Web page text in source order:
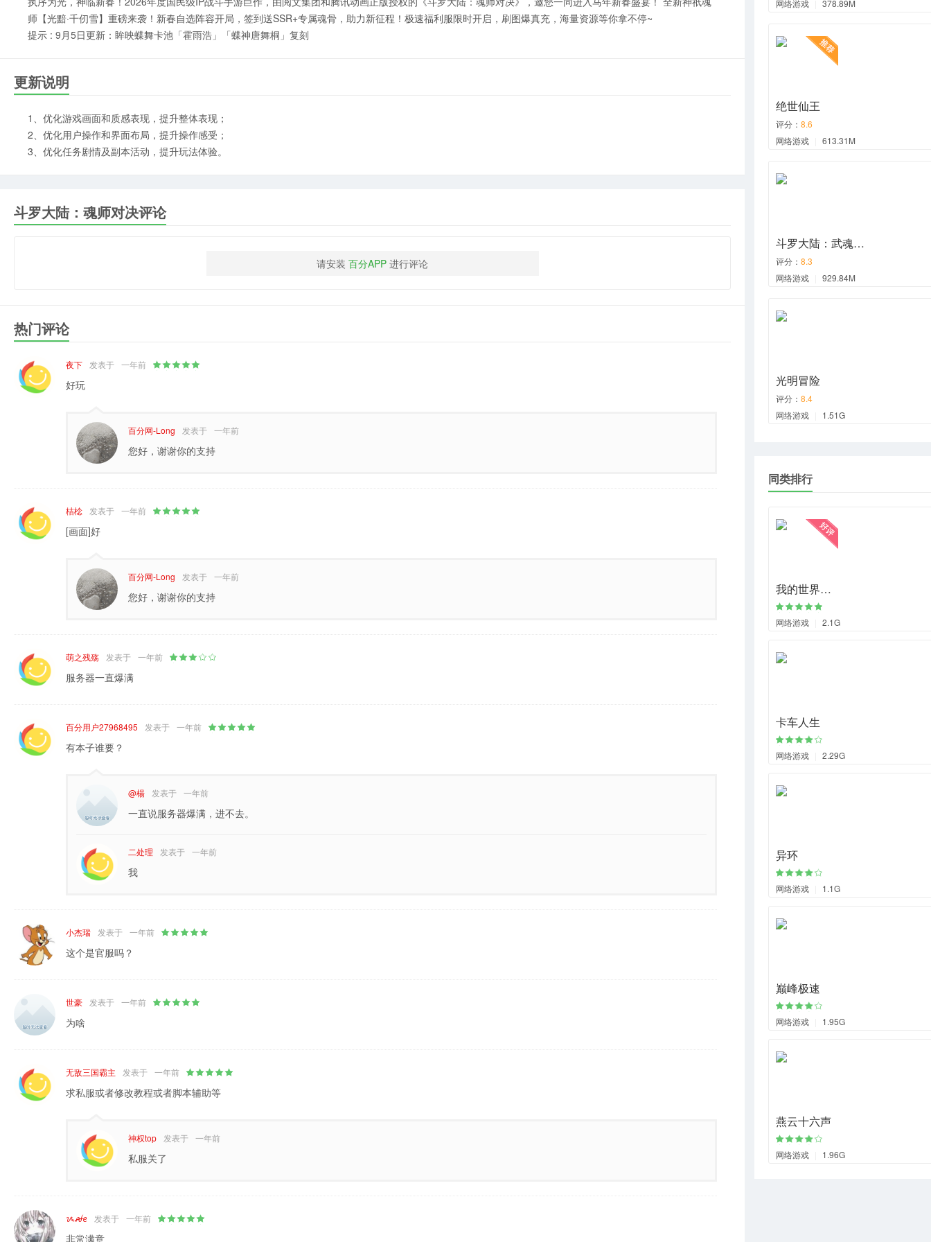
师【光黯·千仞雪】重磅来袭！新春自选阵容开局，签到送SSR+专属魂骨，助力新征程！极速福利服限时开启，刷图爆真充，海量资源等你拿不停~
提示 : 9月5日更新：眸映蝶舞卡池「霍雨浩」「蝶神唐舞桐」复刻
更新说明
1、优化游戏画面和质感表现，提升整体表现；
2、优化用户操作和界面布局，提升操作感受；
3、优化任务剧情及副本活动，提升玩法体验。
斗罗大陆：魂师对决评论
请安装 百分APP 进行评论
热门评论
夜下 发表于 一年前
好玩
百分网-Long 发表于 一年前
您好，谢谢你的支持
桔棯 发表于 一年前
[画面]好
百分网-Long 发表于 一年前
您好，谢谢你的支持
萌之残殇 发表于 一年前
服务器一直爆满
百分用户27968495 发表于 一年前
有本子谁要？
@楊 发表于 一年前
一直说服务器爆满，进不去。
二处理 发表于 一年前
我
小杰瑞 发表于 一年前
这个是官服吗？
世豪 发表于 一年前
为啥
无敌三国霸主 发表于 一年前
求私服或者修改教程或者脚本辅助等
神权top 发表于 一年前
私服关了
ᝰꫛꫀ 发表于 一年前
非常满意
网络游戏 378.89M
绝世仙王
评分： 8.6
网络游戏
613.31M
斗罗大陆：武魂…
评分： 8.3
网络游戏
929.84M
光明冒险
评分： 8.4
网络游戏
1.51G
同类排行
我的世界…
网络游戏 2.1G
卡车人生
网络游戏 2.29G
异环
网络游戏 1.1G
巅峰极速
网络游戏 1.95G
燕云十六声
网络游戏 1.96G